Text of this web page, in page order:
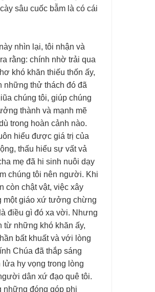
sâu cuốc bẫm là có cái
nhìn lại, tôi nhận và
rằng: chính nhờ trải qua
khó khăn thiếu thốn ấy,
những thử thách đó đã
chúng tôi, giúp chúng
thành và mạnh mẽ
trong hoàn cảnh nào.
hiểu được giá trị của
thấu hiểu sự vất vả
mẹ đã hi sinh nuôi dạy
chúng tôi nên người. Khi
còn chật vật, việc xây
một giáo xứ tưởng chừng
điều gì đó xa vời. Nhưng
từ những khó khăn ấy,
bất khuất và với lòng
Chúa đã thắp sáng
lửa hy vọng trong lòng
dân xứ đạo quê tôi.
những đóng góp phi